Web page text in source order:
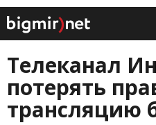
Телеканал
потерять
трансляцию